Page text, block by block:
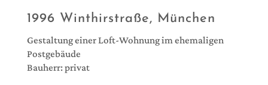
1996 Winthirstraße, München
Gestaltung einer Loft-Wohnung im ehemaligen
Postgebäude
Bauherr: privat